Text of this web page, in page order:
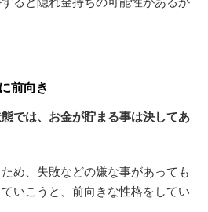
前向き
では、お金が貯まる事は決してあ
め、失敗などの嫌な事があっても
いこうと、前向きな性格をしてい